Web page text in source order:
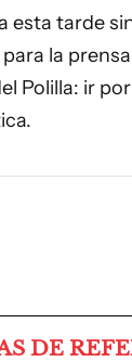
esta tarde
la
Polilla: ir
DE